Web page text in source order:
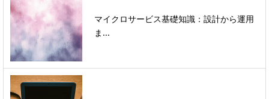
マイクロサービス基礎知識：設計から運用
ま...